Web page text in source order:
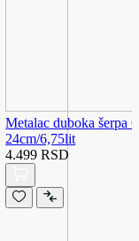
Metalac duboka
24cm/6,75lit
4.499 RSD